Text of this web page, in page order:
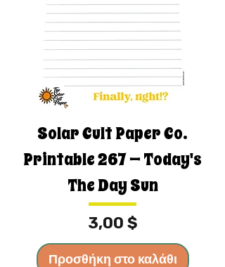
Solar Cult Paper Co.
Printable 267 — Today's
The Day Sun
Τιμή
3,00 $
Προσθήκη στο καλάθι